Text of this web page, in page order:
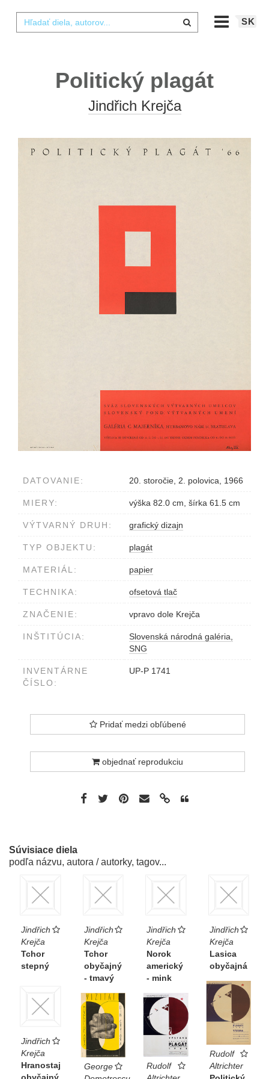
SK
Politický plagát
Jindřich Krejča
DATOVANIE: 20. storočie, 2. polovica, 1966
MIERY: výška 82.0 cm, šírka 61.5 cm
VÝTVARNÝ DRUH: grafický dizajn
TYP OBJEKTU: plagát
MATERIÁL: papier
TECHNIKA: ofsetová tlač
ZNAČENIE: vpravo dole Krejča
INŠTITÚCIA:
Slovenská národná galéria,
SNG
INVENTÁRNE
ČÍSLO:
UP-P 1741
Pridať medzi obľúbené
objednať reprodukciu
Súvisiace diela
podľa názvu, autora / autorky, tagov...
Jindřich
Krejča
Tchor
stepný
Jindřich
Krejča
Tchor
obyčajný
- tmavý
Jindřich
Krejča
Norok
americký
- mink
Jindřich
Krejča
Lasica
obyčajná
Jindřich
Krejča
Hranostaj
Rudolf
Altrichter
George
Rudolf